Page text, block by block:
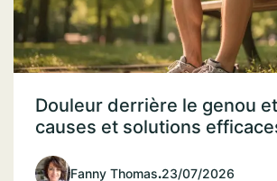
Douleur derrière le genou
causes et solutions
Fanny Thomas.23/07/2026